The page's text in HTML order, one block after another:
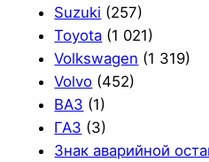
Suzuki (257)
Toyota (1 021)
Volkswagen (1 319)
Volvo (452)
ВАЗ (1)
ГАЗ (3)
Знак аварийной